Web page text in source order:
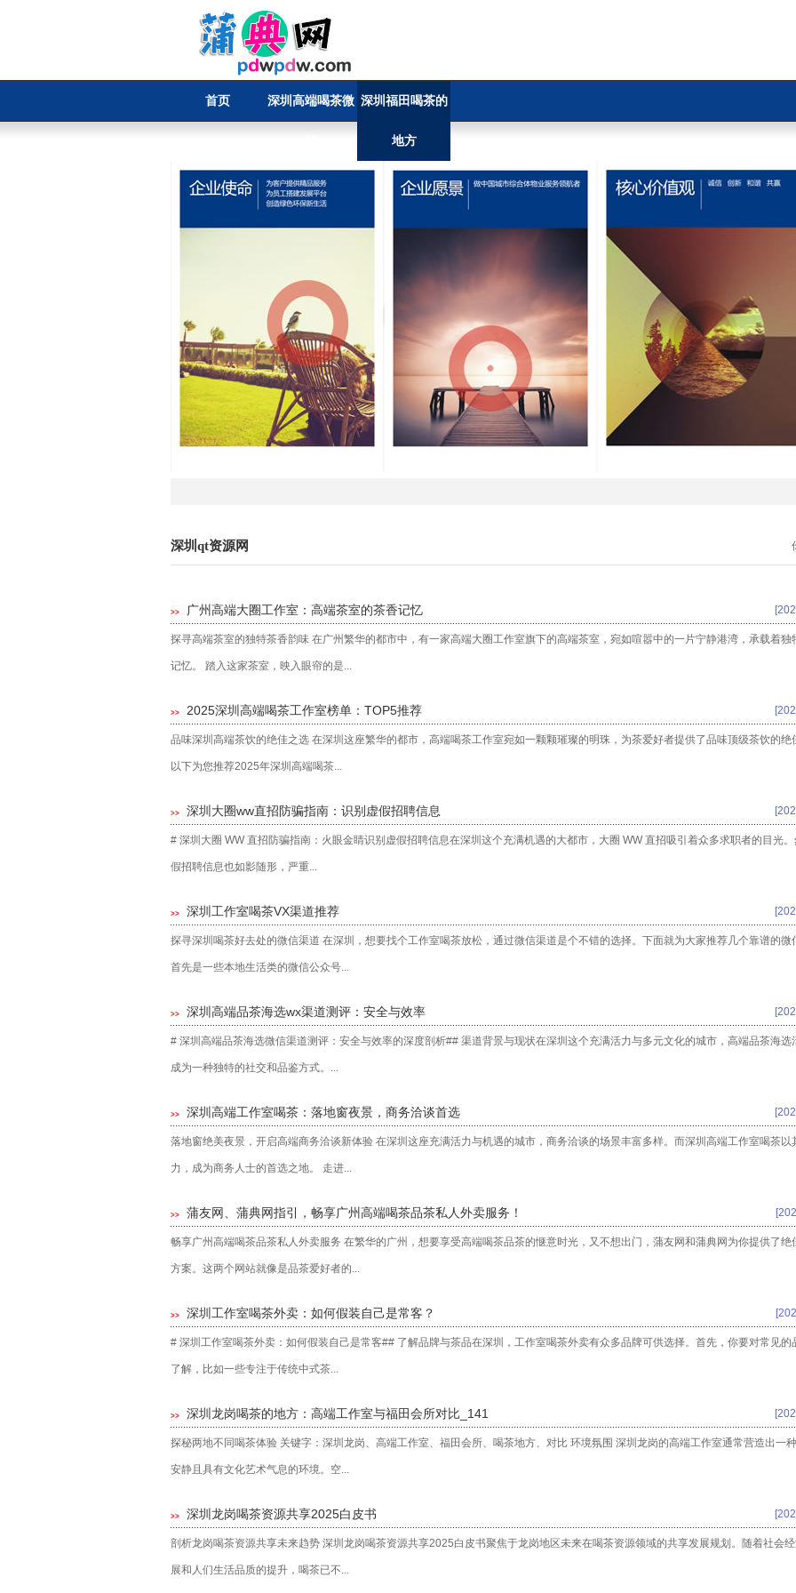
首页 深圳高端喝茶微 深圳福田喝茶的
地方
深圳qt资源网
>> ‌广州高端大圈工作室‌：高端茶室的茶香记忆
探寻高端茶室的独特茶香韵味 在广州繁华的都市中，有一家高端大圈工作室旗下的高端茶室，宛如喧嚣中的一片宁静港湾，承载着独
记忆。 踏入这家茶室，映入眼帘的是...
>> 2025深圳高端喝茶工作室榜单：TOP5推荐
品味深圳高端茶饮的绝佳之选 在深圳这座繁华的都市，高端喝茶工作室宛如一颗颗璀璨的明珠，为茶爱好者提供了品味顶级茶饮的绝
以下为您推荐2025年深圳高端喝茶...
>> 深圳大圈ww直招防骗指南：识别虚假招聘信息
# 深圳大圈 WW 直招防骗指南：火眼金睛识别虚假招聘信息在深圳这个充满机遇的大都市，大圈 WW 直招吸引着众多求职者的目光
假招聘信息也如影随形，严重...
>> 深圳工作室喝茶VX渠道推荐
探寻深圳喝茶好去处的微信渠道 在深圳，想要找个工作室喝茶放松，通过微信渠道是个不错的选择。下面就为大家推荐几个靠谱的微
首先是一些本地生活类的微信公众号...
>> 深圳高端品茶海选wx渠道测评：安全与效率
# 深圳高端品茶海选微信渠道测评：安全与效率的深度剖析## 渠道背景与现状在深圳这个充满活力与多元文化的城市，高端品茶海选
成为一种独特的社交和品鉴方式。...
>> 深圳高端工作室喝茶：落地窗夜景，商务洽谈首选
落地窗绝美夜景，开启高端商务洽谈新体验 在深圳这座充满活力与机遇的城市，商务洽谈的场景丰富多样。而深圳高端工作室喝茶以
力，成为商务人士的首选之地。 走进...
>> 蒲友网、蒲典网指引，畅享广州高端喝茶品茶私人外卖服务！
畅享广州高端喝茶品茶私人外卖服务 在繁华的广州，想要享受高端喝茶品茶的惬意时光，又不想出门，蒲友网和蒲典网为你提供了绝
方案。这两个网站就像是品茶爱好者的...
>> 深圳工作室喝茶外卖：如何假装自己是常客？
# 深圳工作室喝茶外卖：如何假装自己是常客## 了解品牌与茶品在深圳，工作室喝茶外卖有众多品牌可供选择。首先，你要对常见的
了解，比如一些专注于传统中式茶...
>> 深圳龙岗喝茶的地方：高端工作室与福田会所对比_141
探秘两地不同喝茶体验 关键字：深圳龙岗、高端工作室、福田会所、喝茶地方、对比 环境氛围 深圳龙岗的高端工作室通常营造出一
安静且具有文化艺术气息的环境。空...
>> 深圳龙岗喝茶资源共享2025白皮书
剖析龙岗喝茶资源共享未来趋势 深圳龙岗喝茶资源共享2025白皮书聚焦于龙岗地区未来在喝茶资源领域的共享发展规划。随着社会
展和人们生活品质的提升，喝茶已不...